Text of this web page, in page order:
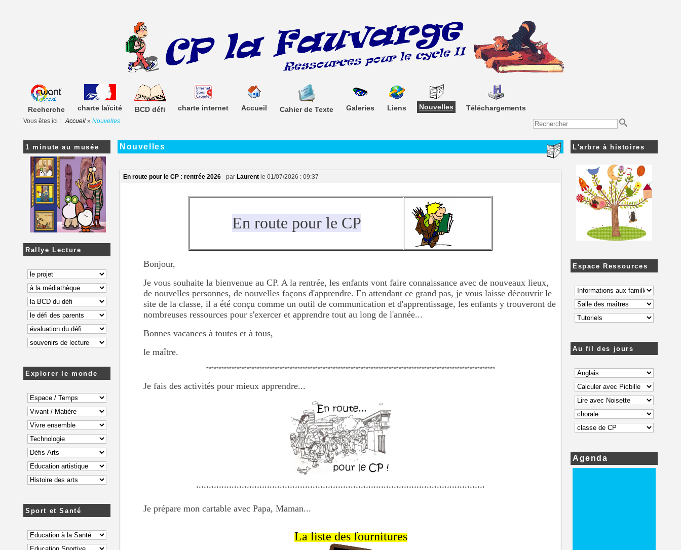
Recherche charte laïcité BCD défi charte internet Accueil Cahier de Texte Galeries Liens Nouvelles Téléchargements
Vous êtes ici : Accueil » Nouvelles
1 minute au musée
Rallye Lecture
Explorer le monde
Sport et Santé
Nouvelles
En route pour le CP : rentrée 2026 - par Laurent le 01/07/2026 : 09:37
En route pour le CP
Bonjour,
Je vous souhaite la bienvenue au CP. A la rentrée, les enfants vont faire connaissance avec de nouveaux lieux,
de nouvelles personnes, de nouvelles façons d'apprendre. En attendant ce grand pas, je vous laisse découvrir le
site de la classe, il a été conçu comme un outil de communication et d'apprentissage, les enfants y trouveront de
nombreuses ressources pour s'exercer et apprendre tout au long de l'année...
Bonnes vacances à toutes et à tous,
le maître.
******************************************************************************************************************
Je fais des activités pour mieux apprendre...
******************************************************************************************************************
Je prépare mon cartable avec Papa, Maman...
La liste des fournitures
L'arbre à histoires
Espace Ressources
Au fil des jours
Agenda